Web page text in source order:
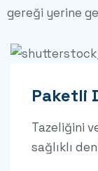
gereği yerine
Paketli
Tazeliğini
sağlıklı